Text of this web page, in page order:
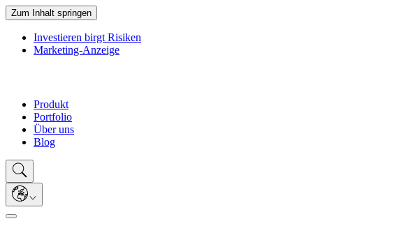
Zum Inhalt springen
Investieren birgt Risiken
Marketing-Anzeige
Produkt
Portfolio
Über uns
Blog